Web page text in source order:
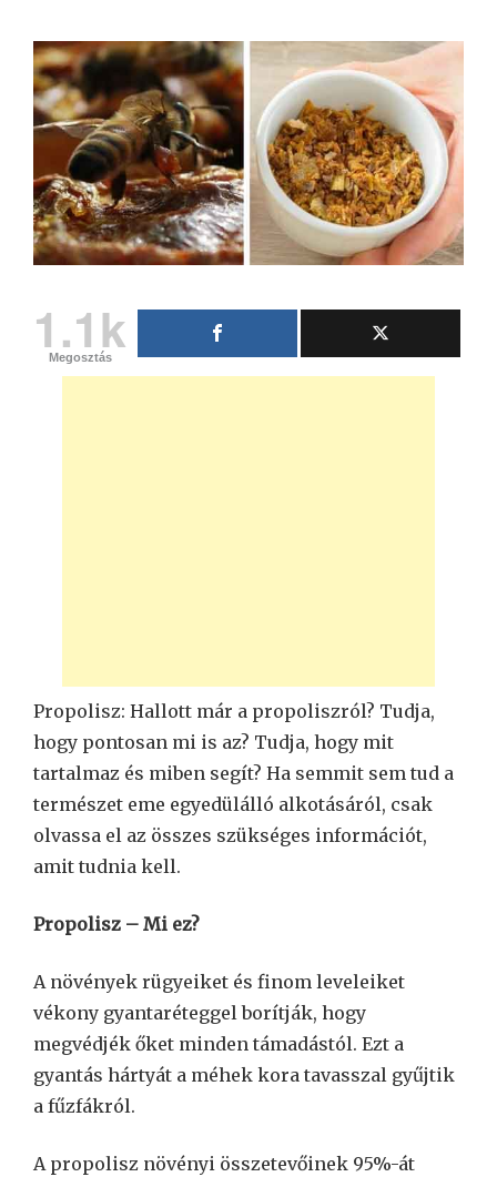
1.1k
Megosztás
Propolisz: Hallott már a propoliszról? Tudja,
hogy pontosan mi is az? Tudja, hogy mit
tartalmaz és miben segít? Ha semmit sem tud a
természet eme egyedülálló alkotásáról, csak
olvassa el az összes szükséges információt,
amit tudnia kell.
Propolisz – Mi ez?
A növények rügyeiket és finom leveleiket
vékony gyantaréteggel borítják, hogy
megvédjék őket minden támadástól. Ezt a
gyantás hártyát a méhek kora tavasszal gyűjtik
a fűzfákról.
A propolisz növényi összetevőinek 95%-át